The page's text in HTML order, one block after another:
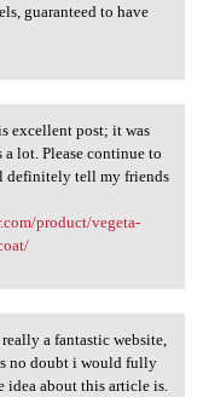
guaranteed to have
this
excellent post; it was
lot. Please continue to
definitely tell my friends
product/vegeta-
It’s
a fantastic website,
no doubt i would fully
idea about this article is.